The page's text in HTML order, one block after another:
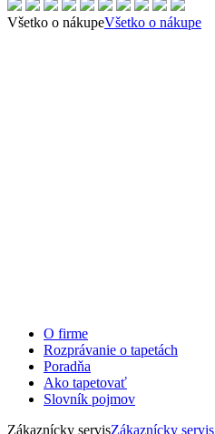
Všetko o nákupeVšetko o nákupe
O firme
Rozprávanie o tapetách
Poradňa
Ako tapetovať
Slovník pojmov
Zákaznícky servisZákaznícky servis